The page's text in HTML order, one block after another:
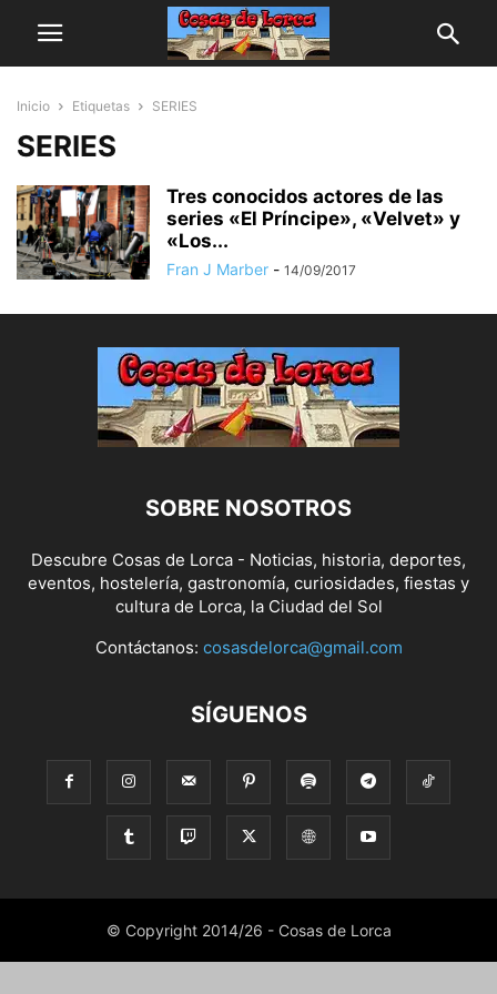
Inicio Etiquetas SERIES
SERIES
Tres conocidos actores de las
series «El Príncipe», «Velvet» y
«Los...
Fran J Marber - 14/09/2017
SOBRE NOSOTROS
Descubre Cosas de Lorca - Noticias, historia, deportes,
eventos, hostelería, gastronomía, curiosidades, fiestas y
cultura de Lorca, la Ciudad del Sol
Contáctanos: cosasdelorca@gmail.com
SÍGUENOS
© Copyright 2014/26 - Cosas de Lorca